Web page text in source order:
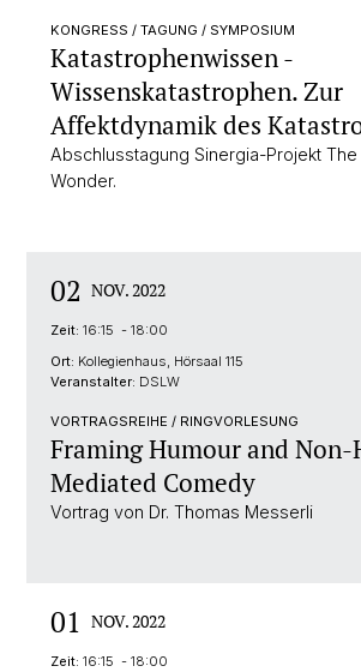
KONGRESS / TAGUNG / SYMPOSIUM
Katastrophenwissen -
Wissenskatastrophen. Zur
Affektdynamik des
Abschlusstagung Sinergia-Projekt
Wonder.
02 NOV. 2022
Zeit: 16:15 - 18:00
Ort: Kollegienhaus, Hörsaal 115
Veranstalter: DSLW
VORTRAGSREIHE / RINGVORLESUNG
Framing Humour and
Mediated Comedy
Vortrag von Dr. Thomas Messerli
01 NOV. 2022
Zeit: 16:15 - 18:00